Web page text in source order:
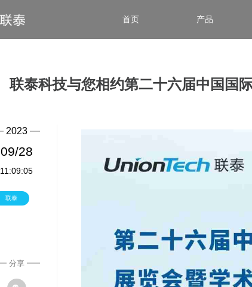
首页 产品
联泰科技与您相约第二十六届中国国
2023
09/28
11:09:05
联泰
分享